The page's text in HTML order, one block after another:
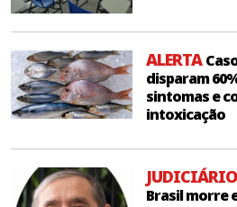
ALERTA
disparam
sintomas e
intoxicação
JUDICIÁRIO
Brasil morre